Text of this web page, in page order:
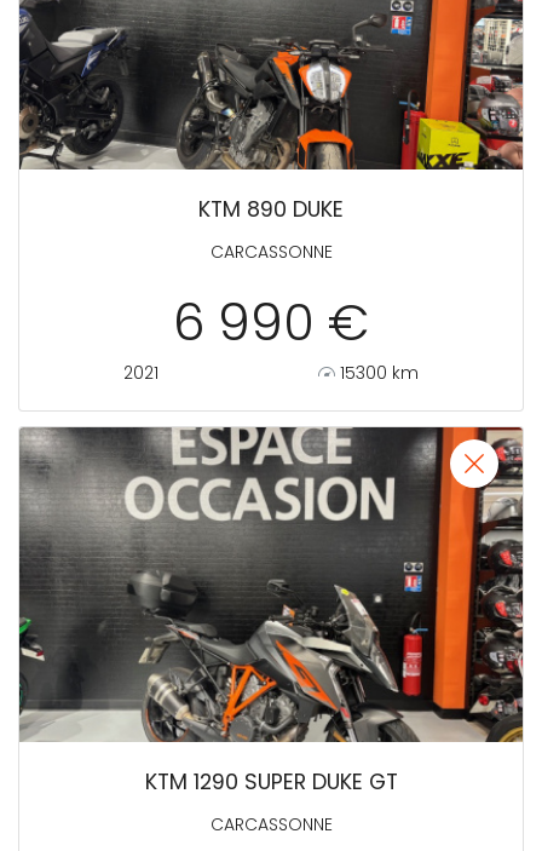
KTM 890 DUKE
CARCASSONNE
6 990 €
2021 15300 km
KTM 1290 SUPER DUKE GT
CARCASSONNE